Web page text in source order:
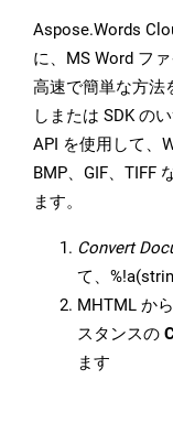
Aspose.Words
に、MS Word フ
高速で簡単な方法
しまたは SDK の
API を使用して、
BMP、GIF、TIFF
ます。
Convert
て、
MHTML か
スタンスの
ます